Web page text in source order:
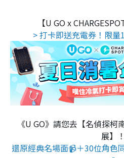
【U GO x
> 打卡即送充電券！限
《U GO》請您去【名偵探
展】！
還原經典名場面📹＋30位角色